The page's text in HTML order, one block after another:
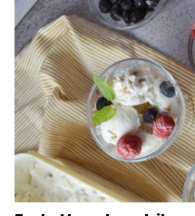
dondurma yemeli?
dondurma yiyebilir fakat
Diyetisyen Zeynep Çapay